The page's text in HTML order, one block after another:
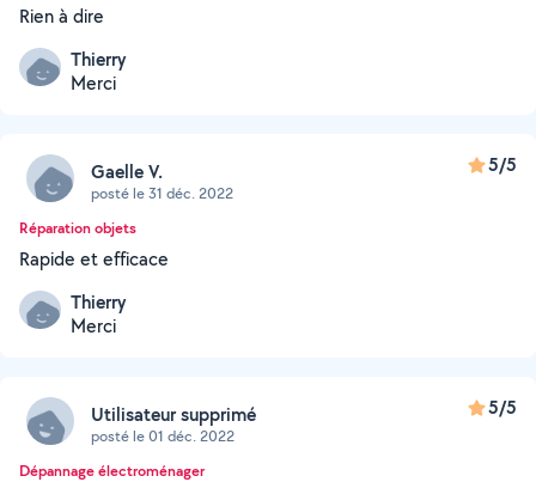
Rien à dire
Thierry
Merci
Gaelle V.
posté le 31 déc. 2022
5/5
Réparation objets
Rapide et efficace
Thierry
Merci
Utilisateur supprimé
posté le 01 déc. 2022
5/5
Dépannage électroménager